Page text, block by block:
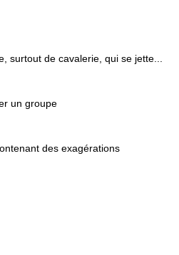
surtout de cavalerie, qui se jette...
un groupe
des exagérations